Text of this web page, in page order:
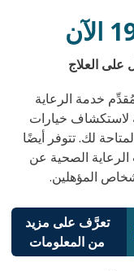
على العلاج
خدمة الرعاية
لاستكشاف خيارات
لك. تتوفر أيضًا
الصحية عن
المؤهلين.
تعرَّف على مزيد
من المعلومات